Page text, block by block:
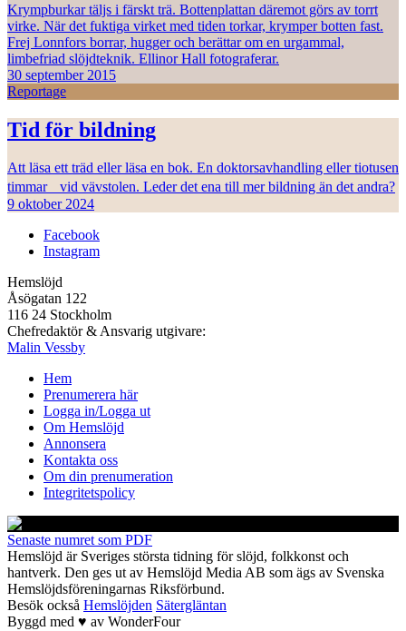
Krympburkar täljs i färskt trä. Bottenplattan däremot görs av torrt
virke. När det fuktiga virket med tiden torkar, krymper botten fast.
Frej Lonnfors borrar, hugger och berättar om en urgammal,
limbefriad slöjdteknik. Ellinor Hall fotograferar.
30 september 2015
Reportage
Tid för bildning
Att läsa ett träd eller läsa en bok. En doktorsavhandling eller tiotusen
timmar vid vävstolen. Leder det ena till mer bildning än det andra?
9 oktober 2024
Facebook
Instagram
Hemslöjd
Åsögatan 122
116 24 Stockholm
Chefredaktör & Ansvarig utgivare:
Malin Vessby
Hem
Prenumerera här
Logga in/Logga ut
Om Hemslöjd
Annonsera
Kontakta oss
Om din prenumeration
Integritetspolicy
Senaste numret som PDF
Hemslöjd är Sveriges största tidning för slöjd, folkkonst och
hantverk. Den ges ut av Hemslöjd Media AB som ägs av Svenska
Hemslöjdsföreningarnas Riksförbund.
Besök också Hemslöjden Sätergläntan
Byggd med ♥ av WonderFour